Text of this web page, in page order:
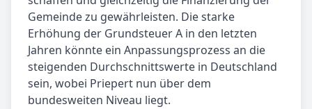
Gemeinde zu gewährleisten. Die starke
Erhöhung der Grundsteuer A in den letzten
Jahren könnte ein Anpassungsprozess an die
steigenden Durchschnittswerte in Deutschland
sein, wobei Priepert nun über dem
bundesweiten Niveau liegt.